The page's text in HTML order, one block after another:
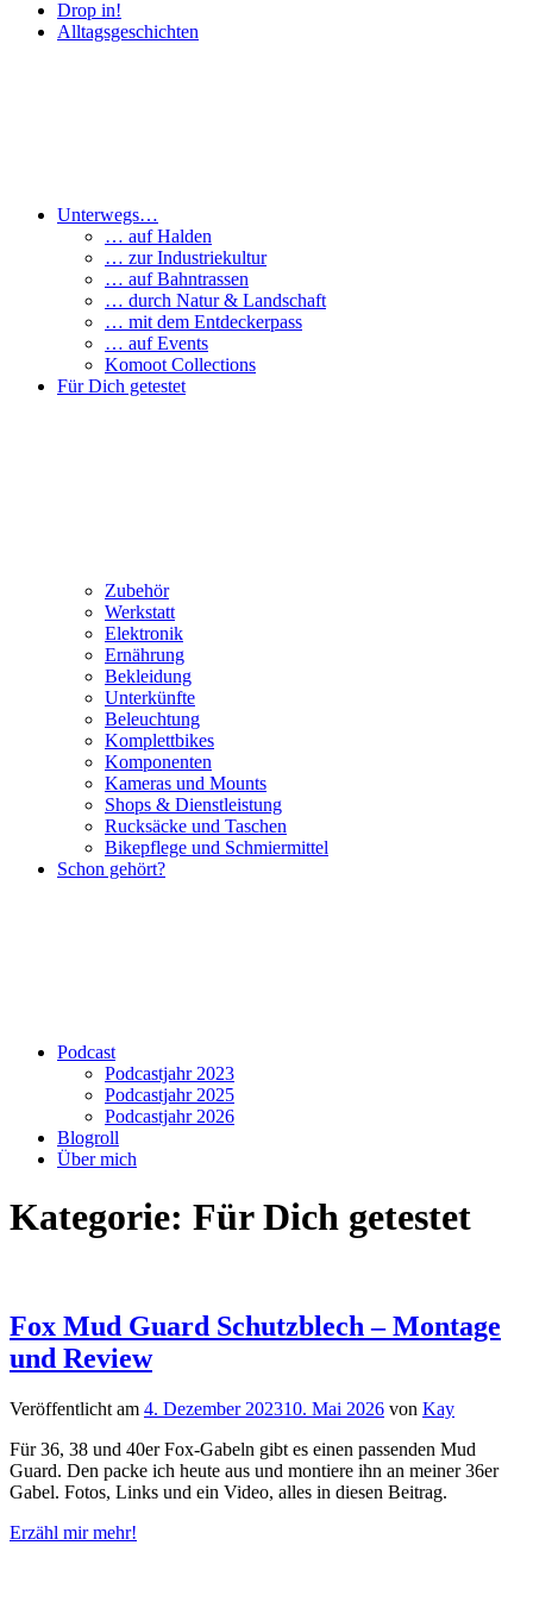
Drop in!
Alltagsgeschichten
Unterwegs…
… auf Halden
… zur Industriekultur
… auf Bahntrassen
… durch Natur & Landschaft
… mit dem Entdeckerpass
… auf Events
Komoot Collections
Für Dich getestet
Zubehör
Werkstatt
Elektronik
Ernährung
Bekleidung
Unterkünfte
Beleuchtung
Komplettbikes
Komponenten
Kameras und Mounts
Shops & Dienstleistung
Rucksäcke und Taschen
Bikepflege und Schmiermittel
Schon gehört?
Podcast
Podcastjahr 2023
Podcastjahr 2025
Podcastjahr 2026
Blogroll
Über mich
Kategorie: Für Dich getestet
Fox Mud Guard Schutzblech – Montage
und Review
Veröffentlicht am 4. Dezember 202310. Mai 2026 von Kay
Für 36, 38 und 40er Fox-Gabeln gibt es einen passenden Mud
Guard. Den packe ich heute aus und montiere ihn an meiner 36er
Gabel. Fotos, Links und ein Video, alles in diesen Beitrag.
Erzähl mir mehr!